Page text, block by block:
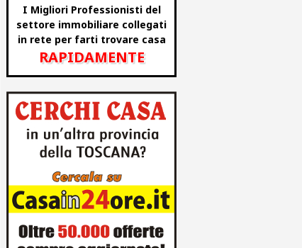
I Migliori Professionisti del
settore immobiliare collegati
in rete per farti trovare casa
RAPIDAMENTE